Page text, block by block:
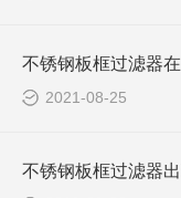
2021-08-25